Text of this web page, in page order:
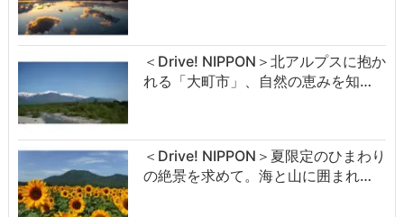
＜Drive! NIPPON＞北アルプスに抱か
れる「大町市」、自然の恵みを知…
＜Drive! NIPPON＞夏限定のひまわり
の絶景を求めて。海と山に囲まれ…